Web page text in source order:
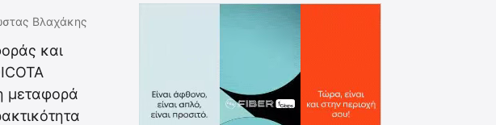
Βλαχάκης
και
μεταφορά